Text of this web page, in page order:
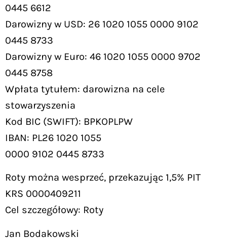
0445 6612
Darowizny w USD: 26 1020 1055 0000 9102
0445 8733
Darowizny w Euro: 46 1020 1055 0000 9702
0445 8758
Wpłata tytułem: darowizna na cele
stowarzyszenia
Kod BIC (SWIFT): BPKOPLPW
IBAN: PL26 1020 1055
0000 9102 0445 8733
Roty można wesprzeć, przekazując 1,5% PIT
KRS 0000409211
Cel szczegółowy: Roty
Jan Bodakowski